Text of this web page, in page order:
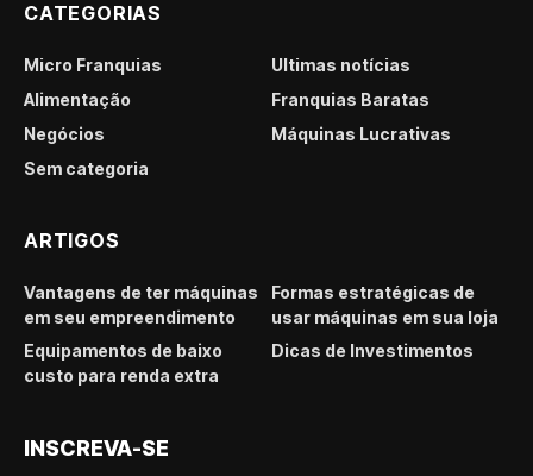
CATEGORIAS
Micro Franquias
Últimas notícias
Alimentação
Franquias Baratas
Negócios
Máquinas Lucrativas
Sem categoria
ARTIGOS
Vantagens de ter máquinas
em seu empreendimento
Formas estratégicas de
usar máquinas em sua loja
Equipamentos de baixo
custo para renda extra
Dicas de Investimentos
INSCREVA-SE